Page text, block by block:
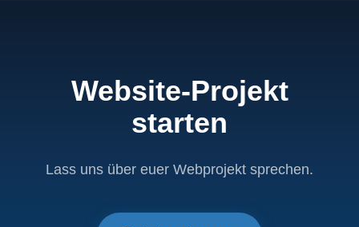
Website-Projekt
starten
Lass uns über euer Webprojekt sprechen.